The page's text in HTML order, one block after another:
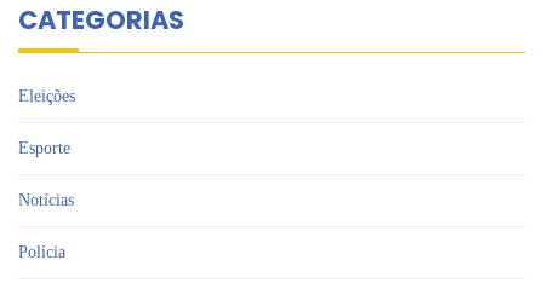
CATEGORIAS
Eleições
Esporte
Notícias
Polícia